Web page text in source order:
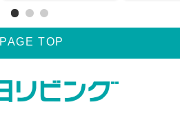
PAGE TOP